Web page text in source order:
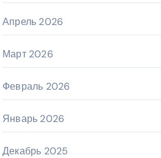
Апрель 2026
Март 2026
Февраль 2026
Январь 2026
Декабрь 2025